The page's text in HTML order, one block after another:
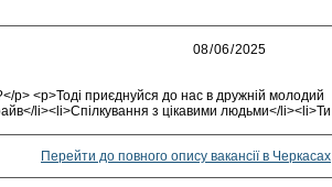
p> <p>Тоді приєднуйся до нас в дружній молодий
li><li>Спілкування з цікавими людьми</li><li>Ти
Перейти до повного опису вакансії в Черкасах